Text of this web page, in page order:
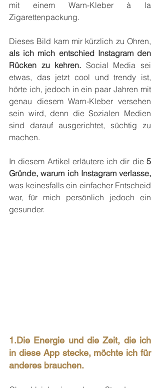
mit einem Warn-Kleber à la
Zigarettenpackung.
als ich mich entschied Instagram den
Rücken zu kehren. Social Media sei
etwas, das jetzt cool und trendy ist,
hörte ich, jedoch in ein paar Jahren mit
genau diesem Warn-Kleber versehen
sein wird, denn die Sozialen Medien
sind darauf ausgerichtet, süchtig zu
machen.
In diesem Artikel erläutere ich dir die 5
Gründe, warum ich Instagram verlasse,
was keinesfalls ein einfacher Entscheid
war, für mich persönlich jedoch ein
gesunder.
1.Die Energie und die Zeit, die ich
in diese App stecke, möchte ich für
anderes brauchen.